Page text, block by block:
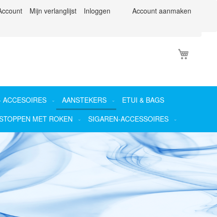
Mijn verlanglijst Inloggen
Account aanmaken
ACCESOIRES AANSTEKERS
ETUI & BAGS
MET ROKEN SIGAREN-ACCESSOIRES